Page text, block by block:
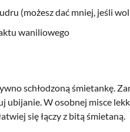
(możesz dać mniej, jeśli
waniliowego
schłodzoną śmietankę.
ubijanie. W osobnej misce
się łączy z bitą śmietaną.